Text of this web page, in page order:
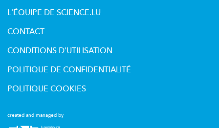
created and managed by
L'ÉQUIPE DE SCIENCE.LU
CONTACT
CONDITIONS D'UTILISATION
POLITIQUE DE CONFIDENTIALITÉ
POLITIQUE COOKIES